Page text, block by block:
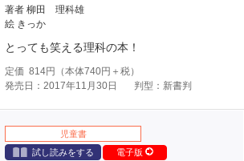
著者 柳田 理科雄
絵 きっか
とっても笑える理科の本！
定価 814円（本体740円＋税）
発売日：2017年11月30日
判型：新書判
児童書
試し読みをする
電子版